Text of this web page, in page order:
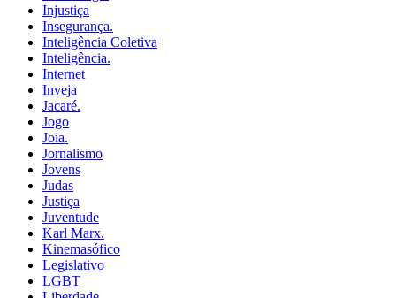
Injustiça
Insegurança.
Inteligência Coletiva
Inteligência.
Internet
Inveja
Jacaré.
Jogo
Joia.
Jornalismo
Jovens
Judas
Justiça
Juventude
Karl Marx.
Kinemasófico
Legislativo
LGBT